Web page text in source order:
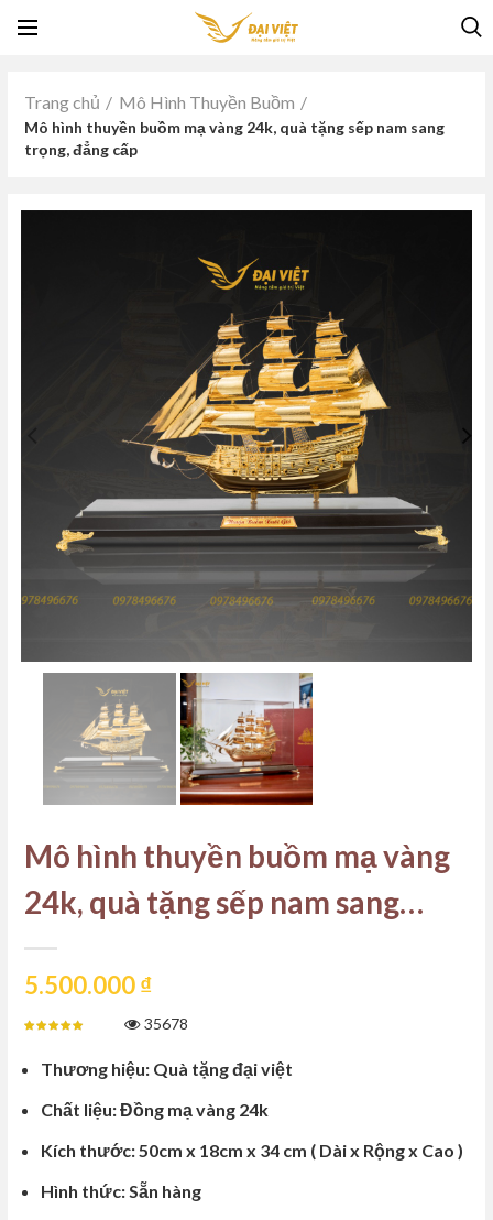
Trang chủ Mô Hình Thuyền Buồm
Mô hình thuyền buồm mạ vàng 24k, quà tặng sếp nam sang
trọng, đẳng cấp
Mô hình thuyền buồm mạ vàng
24k, quà tặng sếp nam sang
trọng, đẳng cấp
5.500.000₫
35678
Thương hiệu: Quà tặng đại việt
Chất liệu: Đồng mạ vàng 24k
Kích thước: 50cm x 18cm x 34 cm ( Dài x Rộng x Cao )
Hình thức: Sẵn hàng